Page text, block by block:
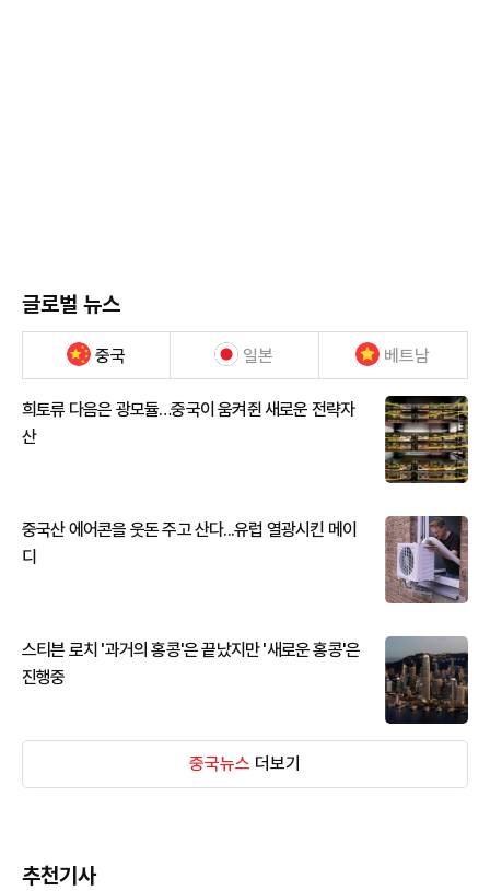
글로벌 뉴스
중국 일본 베트남
희토류 다음은 광모듈…중국이 움켜쥔 새로운 전략자
산
중국산 에어콘을 웃돈 주고 산다...유럽 열광시킨 메이
디
스티븐 로치 '과거의 홍콩'은 끝났지만 '새로운 홍콩'은
진행중
중국뉴스 더보기
추천기사